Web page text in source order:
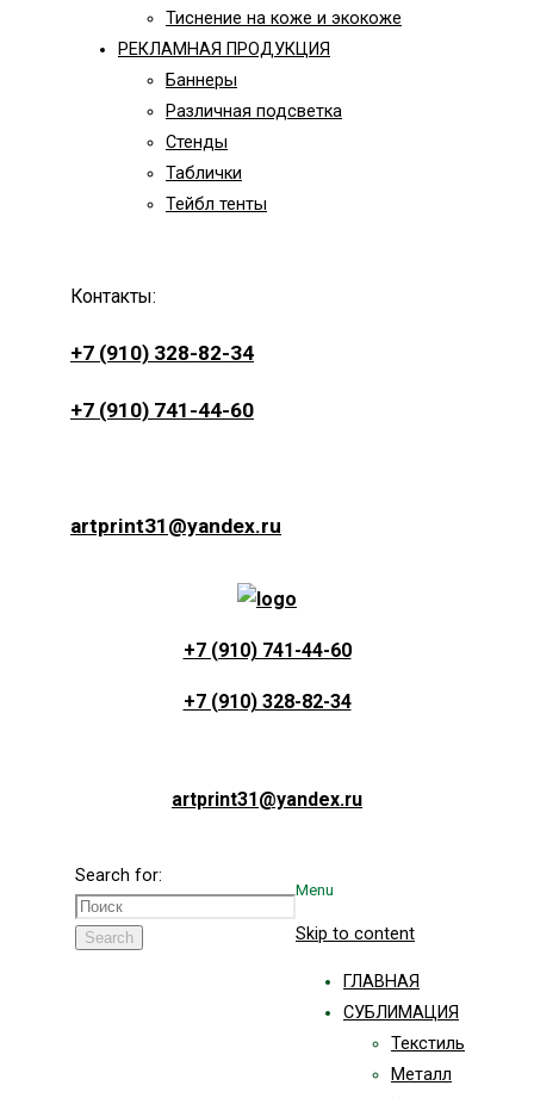
Тиснение на коже и экокоже
РЕКЛАМНАЯ ПРОДУКЦИЯ
Баннеры
Различная подсветка
Стенды
Таблички
Тейбл тенты
Контакты:
+7 (910) 328-82-34
+7 (910) 741-44-60
artprint31@yandex.ru
+7 (910) 741-44-60
+7 (910) 328-82-34
artprint31@yandex.ru
Search for:
Search
Menu
Skip to content
ГЛАВНАЯ
СУБЛИМАЦИЯ
Текстиль
Металл